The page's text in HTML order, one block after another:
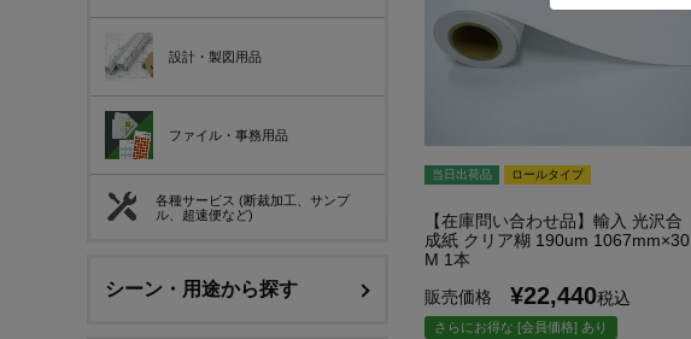
設計・製図用品
ファイル・事務用品
各種サービス (断裁加工、サンプ
ル、超速便など)
シーン・用途から探す
当日出荷品 ロールタイプ
【在庫問い合わせ品】輸入 光沢合
成紙 クリア糊 190um 1067mm×30
M 1本
販売価格
¥22,440税込
さらにお得な [会員価格] あり